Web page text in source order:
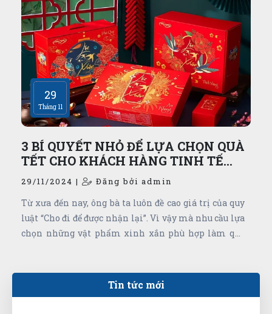
29
Tháng 11
3 BÍ QUYẾT NHỎ ĐỂ LỰA CHỌN QUÀ
TẾT CHO KHÁCH HÀNG TINH TẾ
NHẤT
29/11/2024 | Đăng bởi admin
Từ xưa đến nay, ông bà ta luôn đề cao giá trị của quy
luật “Cho đi để được nhận lại”. Vì vậy mà nhu cầu lựa
chọn những vật phẩm xinh xắn phù hợp làm quà
là phải làm sao để lựa chọn được một món quà vừa
Tin tức mới